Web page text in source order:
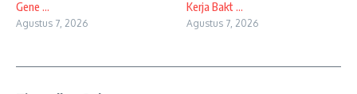
Gene ...
Agustus 7, 2026
Kerja Bakt ...
Agustus 7, 2026